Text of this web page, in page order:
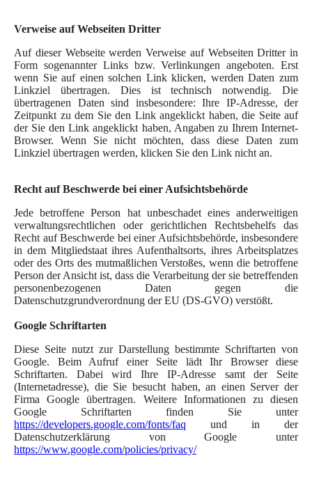
Verweise auf Webseiten Dritter
Auf dieser Webseite werden Verweise auf Webseiten Dritter in
Form sogenannter Links bzw. Verlinkungen angeboten. Erst
wenn Sie auf einen solchen Link klicken, werden Daten zum
Linkziel übertragen. Dies ist technisch notwendig. Die
übertragenen Daten sind insbesondere: Ihre IP-Adresse, der
Zeitpunkt zu dem Sie den Link angeklickt haben, die Seite auf
der Sie den Link angeklickt haben, Angaben zu Ihrem Internet-
Browser. Wenn Sie nicht möchten, dass diese Daten zum
Linkziel übertragen werden, klicken Sie den Link nicht an.
Recht auf Beschwerde bei einer Aufsichtsbehörde
Jede betroffene Person hat unbeschadet eines anderweitigen
verwaltungsrechtlichen oder gerichtlichen Rechtsbehelfs das
Recht auf Beschwerde bei einer Aufsichtsbehörde, insbesondere
in dem Mitgliedstaat ihres Aufenthaltsorts, ihres Arbeitsplatzes
oder des Orts des mutmaßlichen Verstoßes, wenn die betroffene
Person der Ansicht ist, dass die Verarbeitung der sie betreffenden
personenbezogenen Daten gegen die
Datenschutzgrundverordnung der EU (DS-GVO) verstößt.
Google Schriftarten
Diese Seite nutzt zur Darstellung bestimmte Schriftarten von
Google. Beim Aufruf einer Seite lädt Ihr Browser diese
Schriftarten. Dabei wird Ihre IP-Adresse samt der Seite
(Internetadresse), die Sie besucht haben, an einen Server der
Firma Google übertragen. Weitere Informationen zu diesen
Google Schriftarten finden Sie unter
https://developers.google.com/fonts/faq und in der
Datenschutzerklärung von Google unter
https://www.google.com/policies/privacy/